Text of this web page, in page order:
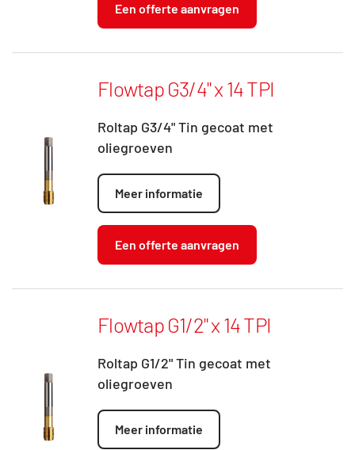
Een offerte aanvragen
Flowtap G3/4" x 14 TPI
Roltap G3/4" Tin gecoat met
oliegroeven
Meer informatie
Een offerte aanvragen
Flowtap G1/2" x 14 TPI
Roltap G1/2" Tin gecoat met
oliegroeven
Meer informatie